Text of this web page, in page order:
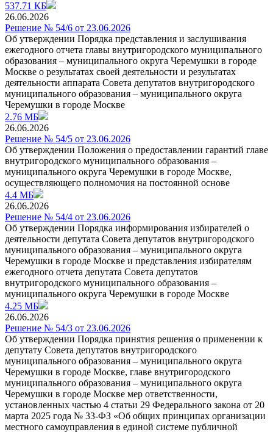
537.71 КБ
26.06.2026
Решение № 54/6 от 23.06.2026
Об утверждении Порядка представления и заслушивания
ежегодного отчета главы внутригородского муниципального
образования – муниципального округа Черемушки в городе
Москве о результатах своей деятельности и результатах
деятельности аппарата Совета депутатов внутригородского
муниципального образования – муниципального округа
Черемушки в городе Москве
2.76 МБ
26.06.2026
Решение № 54/5 от 23.06.2026
Об утверждении Положения о предоставлении гарантий главе
внутригородского муниципального образования –
муниципального округа Черемушки в городе Москве,
осуществляющего полномочия на постоянной основе
4.4 МБ
26.06.2026
Решение № 54/4 от 23.06.2026
Об утверждении Порядка информирования избирателей о
деятельности депутата Совета депутатов внутригородского
муниципального образования – муниципального округа
Черемушки в городе Москве и представления избирателям
ежегодного отчета депутата Совета депутатов
внутригородского муниципального образования –
муниципального округа Черемушки в городе Москве
4.25 МБ
26.06.2026
Решение № 54/3 от 23.06.2026
Об утверждении Порядка принятия решения о применении к
депутату Совета депутатов внутригородского
муниципального образования – муниципального округа
Черемушки в городе Москве, главе внутригородского
муниципального образования – муниципального округа
Черемушки в городе Москве мер ответственности,
установленных частью 4 статьи 29 Федерального закона от 20
марта 2025 года № 33-ФЗ «Об общих принципах организации
местного самоуправления в единой системе публичной